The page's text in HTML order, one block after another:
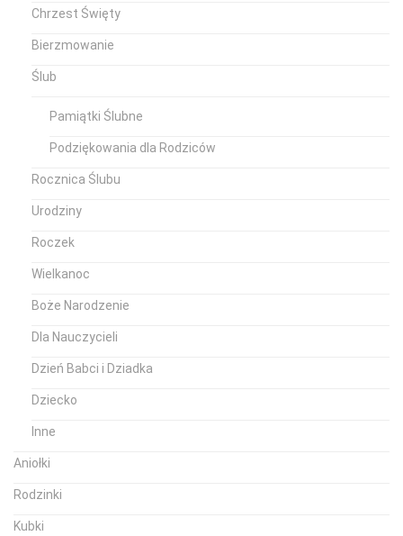
Chrzest Święty
Bierzmowanie
Ślub
Pamiątki Ślubne
Podziękowania dla Rodziców
Rocznica Ślubu
Urodziny
Roczek
Wielkanoc
Boże Narodzenie
Dla Nauczycieli
Dzień Babci i Dziadka
Dziecko
Inne
Aniołki
Rodzinki
Kubki